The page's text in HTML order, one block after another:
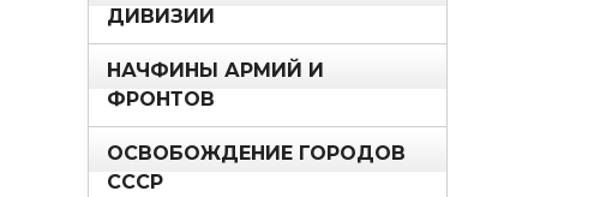
ДИВИЗИИ
НАЧФИНЫ АРМИЙ И
ФРОНТОВ
ОСВОБОЖДЕНИЕ ГОРОДОВ
СССР